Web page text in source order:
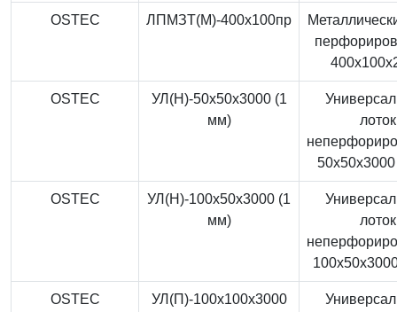
OSTEC ЛПМЗТ(М)-400x100пр
OSTEC
УЛ(Н)-50x50x3000 (1
мм)
лоток
OSTEC
УЛ(Н)-100x50x3000 (1
мм)
лоток
OSTEC
УЛ(П)-100x100x3000